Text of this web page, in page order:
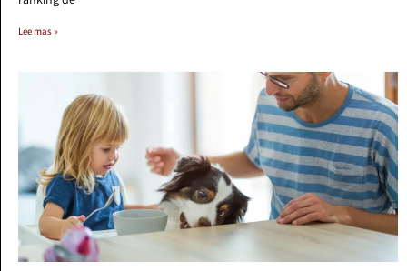
Lee mas »